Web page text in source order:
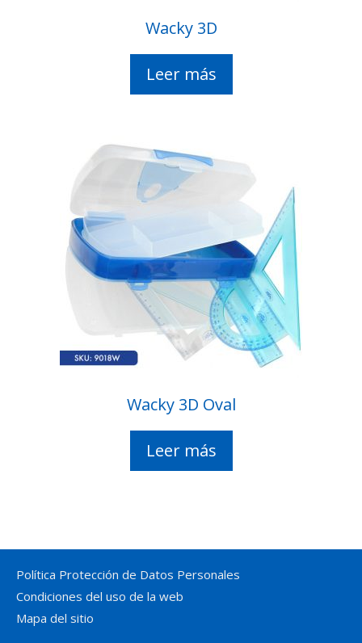
Wacky 3D
Leer más
Wacky 3D Oval
Leer más
Política Protección de Datos Personales
Condiciones del uso de la web
Mapa del sitio